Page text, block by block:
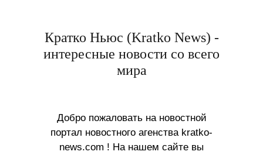
Кратко Ньюс (Kratko News) -
интересные новости со всего
мира
Добро пожаловать на новостной
портал новостного агенства kratko-
news.com ! На нашем сайте вы